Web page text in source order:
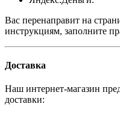
Вас перенаправит на
инструкциям, заполните
Доставка
Наш интернет-магазин
доставки: